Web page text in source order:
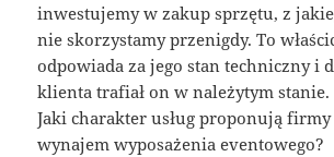
inwestujemy w zakup sprzętu, z
nie skorzystamy przenigdy. To
odpowiada za jego stan techniczny i
klienta trafiał on w należytym stanie.
Jaki charakter usług proponują
wynajem wyposażenia eventowego?